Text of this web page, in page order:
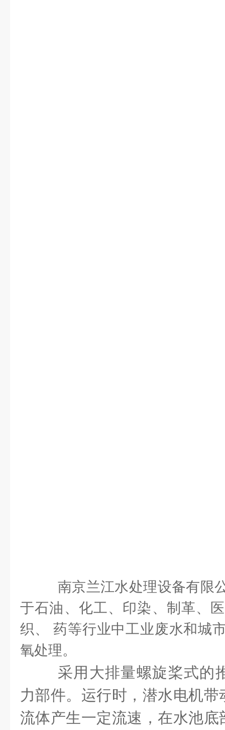
南京兰江水处理设备有限公
于石油、化工、印染、制革、
织、 药等行业中工业废水和城
氧处理。
采用大排量螺旋桨式的
力部件。运行时，潜水电机
流体产生一定流速，在水池